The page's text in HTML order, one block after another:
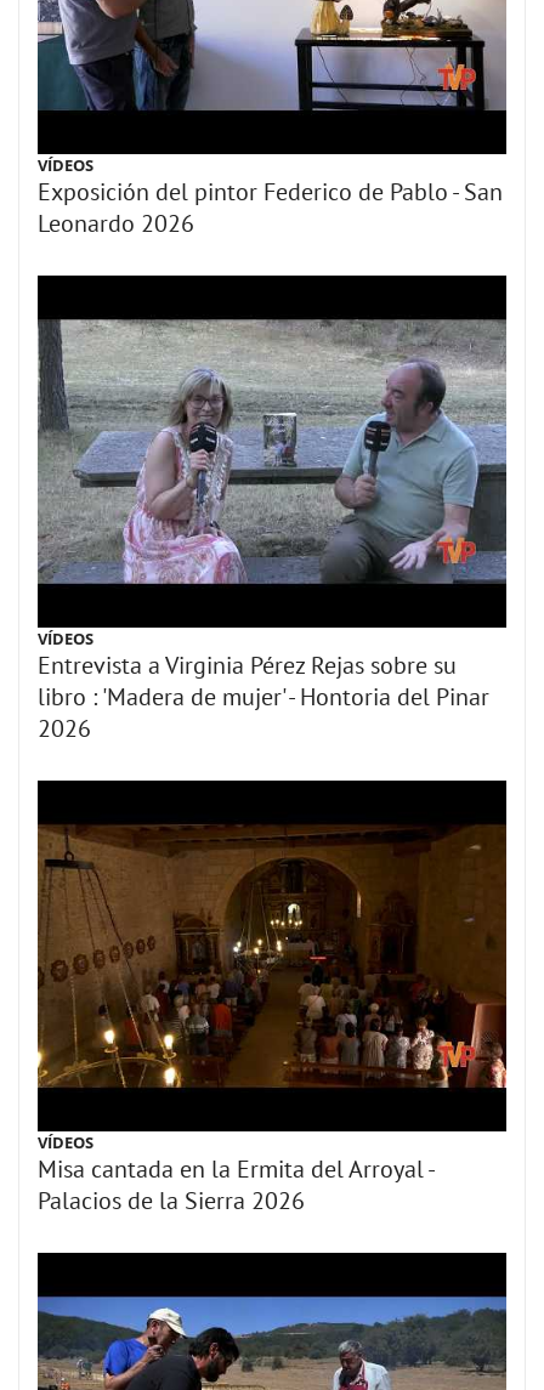
VÍDEOS
Exposición del pintor Federico de Pablo - San
Leonardo 2026
VÍDEOS
Entrevista a Virginia Pérez Rejas sobre su
libro : 'Madera de mujer' - Hontoria del Pinar
2026
VÍDEOS
Misa cantada en la Ermita del Arroyal -
Palacios de la Sierra 2026